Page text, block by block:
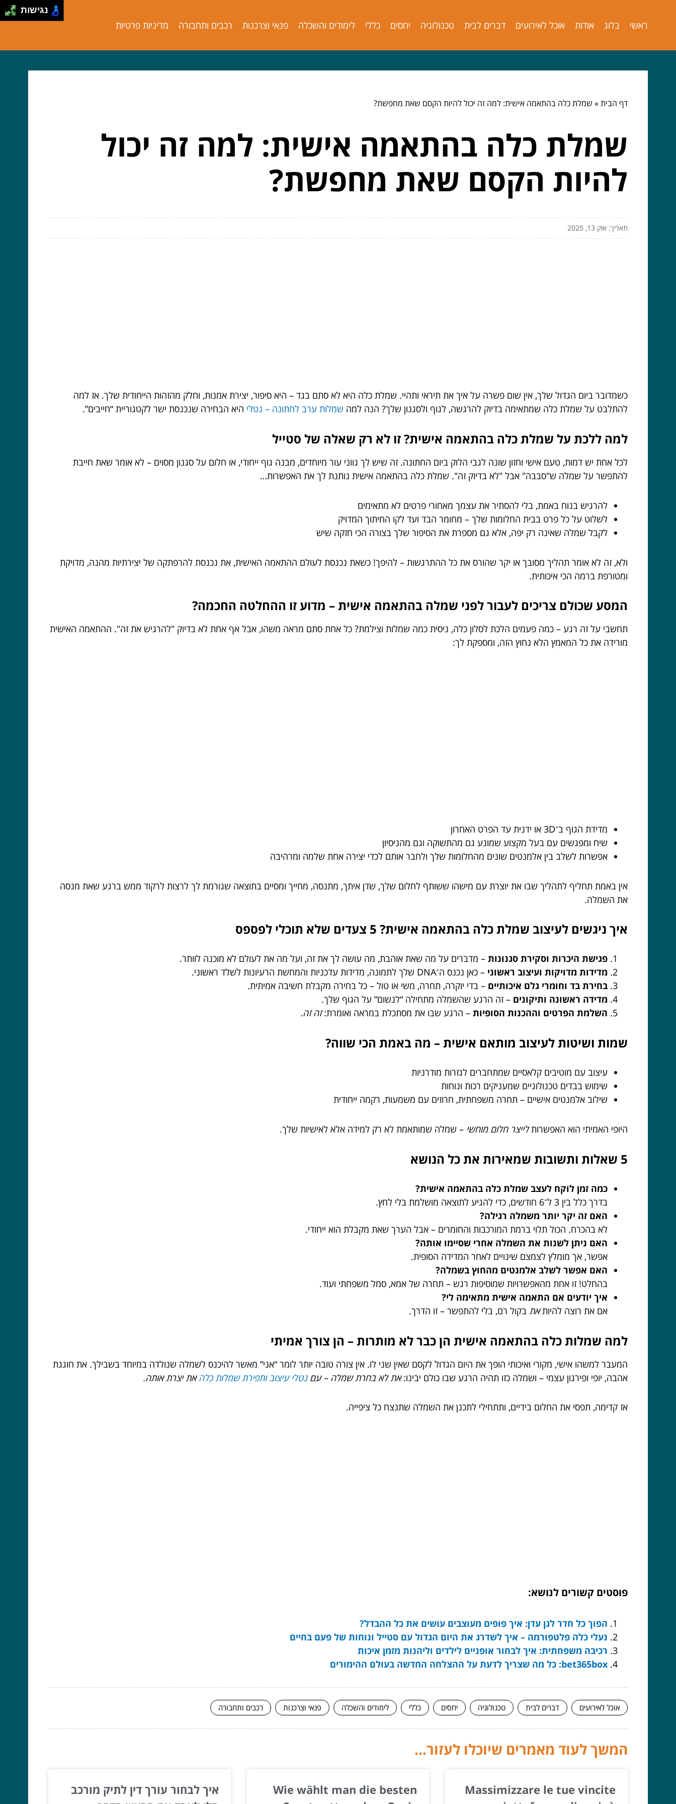
ראשי בלוג אודות אוכל לאירועים דברים לבית טכנולוגיה יחסים כללי לימודים והשכלה פנאי וצרכנות רכבים ותחבורה מדיניות פרטיות
דף הבית» שמלת כלה בהתאמה אישית: למה זה יכול להיות הקסם שאת מחפשת?
שמלת כלה בהתאמה אישית: למה זה יכול
להיות הקסם שאת מחפשת?
תאריך: אוק 13, 2025
כשמדובר ביום הגדול שלך, אין שום פשרה על איך את תיראי ותהיי. שמלת כלה היא לא סתם בגד – היא סיפור, יצירת אמנות, וחלק מהזהות הייחודית שלך. אז למה
להתלבט על שמלת כלה שמתאימה בדיוק להרגשה, לגוף ולסגנון שלך? הנה למה שמלות ערב לחתונה – נטלי היא הבחירה שנכנסת ישר לקטגוריית “חייבים”.
למה ללכת על שמלת כלה בהתאמה אישית? זו לא רק שאלה של סטייל
לכל אחת יש דמות, טעם אישי וחזון שונה לגבי הלוק ביום החתונה. זה שיש לך גווני עור מיוחדים, מבנה גוף ייחודי, או חלום על סגנון מסוים – לא אומר שאת חייבת
להתפשר על שמלה ש"סבבה" אבל "לא בדיוק זה". שמלת כלה בהתאמה אישית נותנת לך את האפשרות…
להרגיש בנוח באמת, בלי להסתיר את עצמך מאחורי פרטים לא מתאימים
לשלוט על כל פרט בבית החלומות שלך – מחומר הבד ועד לקו החיתוך המדויק
לקבל שמלה שאינה רק יפה, אלא גם מספרת את הסיפור שלך בצורה הכי חזקה שיש
ולא, זה לא אומר תהליך מסובך או יקר שהורס את כל ההתרגשות – להיפך! כשאת נכנסת לעולם ההתאמה האישית, את נכנסת להרפתקה של יצירתיות מהנה, מדויקת
ומטורפת ברמה הכי איכותית.
המסע שכולם צריכים לעבור לפני שמלה בהתאמה אישית – מדוע זו ההחלטה החכמה?
תחשבי על זה רגע – כמה פעמים הלכת לסלון כלה, ניסית כמה שמלות וצילמת? כל אחת סתם מראה משהו, אבל אף אחת לא בדיוק "להרגיש את זה". ההתאמה האישית
מורידה את כל המאמץ הלא נחוץ הזה, ומספקת לך:
מדידת הגוף ב־3D או ידנית עד הפרט האחרון
שיח ומפגשים עם בעל מקצוע שמונע גם מהתשוקה וגם מהניסיון
אפשרות לשלב בין אלמנטים שונים מהחלומות שלך ולחבר אותם לכדי יצירה אחת שלמה ומרהיבה
אין באמת תחליף לתהליך שבו את יוצרת עם מישהו ששותף לחלום שלך, שדן איתך, מתנסה, מחייך ומסיים בתוצאה שגורמת לך לרצות לרקוד ממש ברגע שאת מנסה
את השמלה.
איך ניגשים לעיצוב שמלת כלה בהתאמה אישית? 5 צעדים שלא תוכלי לפספס
פגישת היכרות וסקירת סגנונות – מדברים על מה שאת אוהבת, מה עושה לך את זה, ועל מה את לעולם לא מוכנה לוותר.
מדידות מדויקות ועיצוב ראשוני – כאן נכנס ה־DNA שלך לתמונה, מדידות עדכניות והמחשת הרעיונות לשלד ראשוני.
בחירת בד וחומרי גלם איכותיים – בדי יוקרה, תחרה, משי או טול – כל בחירה מקבלת חשיבה אמיתית.
מדידה ראשונה ותיקונים – זה הרגע שהשמלה מתחילה “לנשום” על הגוף שלך.
השלמת הפרטים וההכנות הסופיות – הרגע שבו את מסתכלת במראה ואומרת:זה זה.
שמות ושיטות לעיצוב מותאם אישית – מה באמת הכי שווה?
עיצוב עם מוטיבים קלאסיים שמתחברים לגזרות מודרניות
שימוש בבדים טכנולוגיים שמעניקים רכות ונוחות
שילוב אלמנטים אישיים – תחרה משפחתית, חרוזים עם משמעות, רקמה ייחודית
היופי האמיתי הוא האפשרותלייצר חלום מוחשי – שמלה שמותאמת לא רק למידה אלא לאישיות שלך.
5 שאלות ותשובות שמאירות את כל הנושא
כמה זמן לוקח לעצב שמלת כלה בהתאמה אישית?
בדרך כלל בין 3 ל־6 חודשים, כדי להגיע לתוצאה מושלמת בלי לחץ.
האם זה יקר יותר משמלה רגילה?
לא בהכרח. הכול תלוי ברמת המורכבות והחומרים – אבל הערך שאת מקבלת הוא ייחודי.
האם ניתן לשנות את השמלה אחרי שסיימו אותה?
אפשר, אך מומלץ לצמצם שינויים לאחר המדידה הסופית.
האם אפשר לשלב אלמנטים מהחוץ בשמלה?
בהחלט! זו אחת מהאפשרויות שמוסיפות רגש – תחרה של אמא, סמל משפחתי ועוד.
איך יודעים אם התאמה אישית מתאימה לי?
אם את רוצה להיותאת בקול רם, בלי להתפשר – זו הדרך.
למה שמלות כלה בהתאמה אישית הן כבר לא מותרות – הן צורך אמיתי
המעבר למשהו אישי, מקורי ואיכותי הופך את היום הגדול לקסם שאין שני לו. אין צורה טובה יותר לומר “אני” מאשר להיכנס לשמלה שנולדה במיוחד בשבילך. את חוגגת
אהבה, יופי ופירגון עצמי – ושמלה כזו תהיה הרגע שבו כולם יבינו:את לא בחרת שמלה – עםנטלי עיצוב ותפירת שמלות כלהאת יצרת אותה.
אז קדימה, תפסי את החלום בידיים, ותתחילי לתכנן את השמלה שתנצח כל ציפייה.
פוסטים קשורים לנושא:
הפוך כל חדר לגן עדן: איך פופים מעוצבים עושים את כל ההבדל?
נעלי כלה פלטפורמה – איך לשדרג את היום הגדול עם סטייל ונוחות של פעם בחיים
רכיבה משפחתית: איך לבחור אופניים לילדים וליהנות מזמן איכות
bet365box: כל מה שצריך לדעת על ההצלחה החדשה בעולם ההימורים
אוכל לאירועים דברים לבית טכנולוגיה יחסים כללי לימודים והשכלה פנאי וצרכנות רכבים ותחבורה
המשך לעוד מאמרים שיוכלו לעזור...
Massimizzare le tue vincite
Wie wählt man die besten
איך לבחור עורך דין לתיק מורכב
נגישות